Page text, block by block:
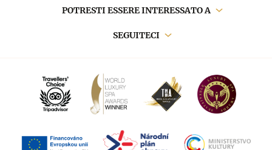
principalePOTRESTI ESSERE INTERESSATO A
SEGUITECI